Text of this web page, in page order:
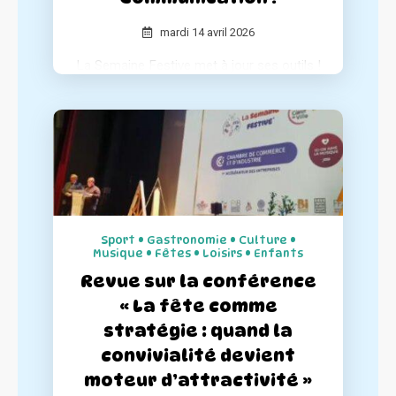
mardi 14 avril 2026
La Semaine Festive met à jour ses outils !
garantir le succès de chaque événement,
nous avons entièrement repensé nos kits
de communication pour les rendre plus
complets et simples d'utilisation.
Sport • Gastronomie • Culture •
Musique • Fêtes • Loisirs • Enfants
Revue sur la conférence
« La fête comme
stratégie : quand la
convivialité devient
moteur d’attractivité »